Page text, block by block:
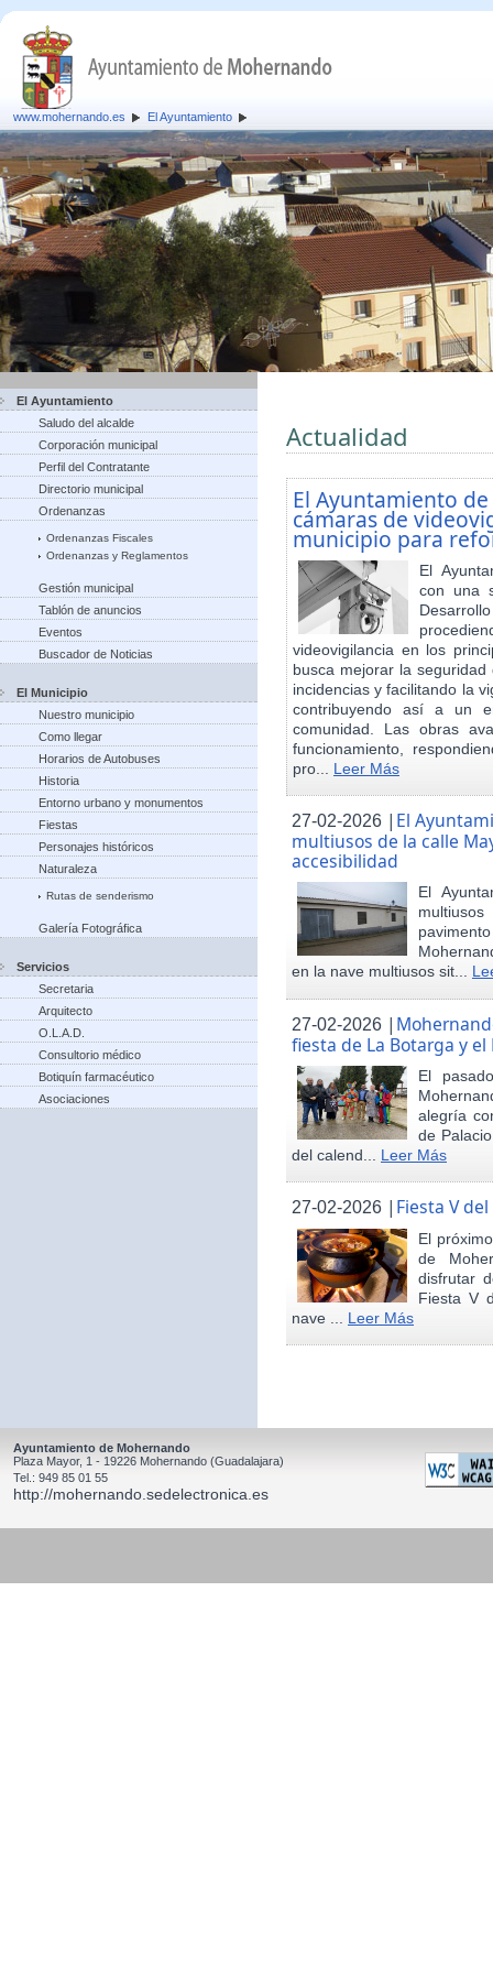
www.mohernando.es El Ayuntamiento
El Ayuntamiento
Saludo del alcalde
Corporación municipal
Perfil del Contratante
Directorio municipal
Ordenanzas
Ordenanzas Fiscales
Ordenanzas y Reglamentos
Gestión municipal
Tablón de anuncios
Eventos
Buscador de Noticias
El Municipio
Nuestro municipio
Como llegar
Horarios de Autobuses
Historia
Entorno urbano y monumentos
Fiestas
Personajes históricos
Naturaleza
Rutas de senderismo
Galería Fotográfica
Servicios
Secretaria
Arquitecto
O.L.A.D.
Consultorio médico
Botiquín farmacéutico
Asociaciones
Actualidad
El Ayuntamiento
cámaras de
municipio para
El
con una
videovigilancia en los
busca mejorar la
incidencias y facilitando la
contribuyendo así a un
comunidad. Las obras
funcionamiento,
pro... Leer Más
27-02-2026 | El
multiusos de la calle
accesibilidad
El
en la nave multiusos sit...
27-02-2026 |
fiesta de La Botarga y
El
alegría
de
del calend... Leer Más
27-02-2026 | Fiesta V
El
de
disfrutar
Fiesta V
nave ... Leer Más
Ayuntamiento de Mohernando
Plaza Mayor, 1 - 19226 Mohernando (Guadalajara)
Tel.: 949 85 01 55
http://mohernando.sedelectronica.es